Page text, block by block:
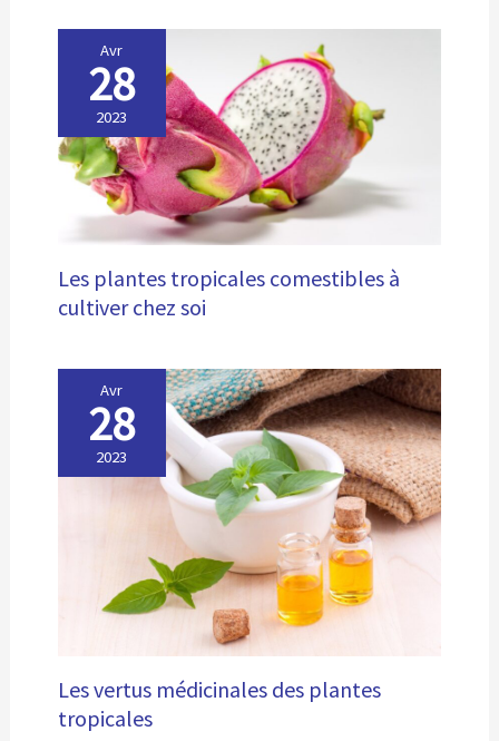
Avr
28
2023
Les plantes tropicales comestibles à
cultiver chez soi
Avr
28
2023
Les vertus médicinales des plantes
tropicales